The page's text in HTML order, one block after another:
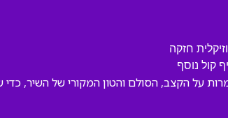
חזקה
קול נוסף
על הקצב, הסולם והטון המקורי של השיר,